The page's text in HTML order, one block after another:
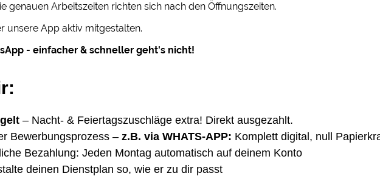
genauen Arbeitszeiten richten sich nach den Öffnungszeiten.
unsere App aktiv mitgestalten.
- einfacher & schneller geht's nicht!
– Nacht- & Feiertagszuschläge extra! Direkt ausgezahlt.
Bewerbungsprozess – z.B. via WHATS-APP: Komplett digital, null
Bezahlung: Jeden Montag automatisch auf deinem Konto
deinen Dienstplan so, wie er zu dir passt